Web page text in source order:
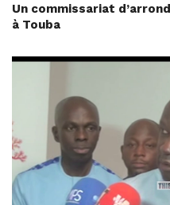
Un commissariat
à Touba